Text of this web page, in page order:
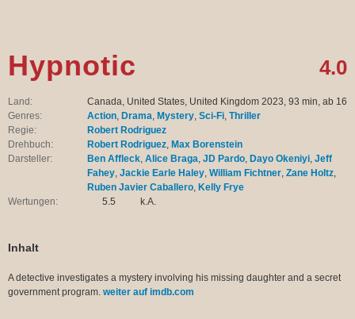
4.0
Hypnotic
Land:
Canada, United States, United Kingdom 2023, 93 min, ab 16
Genres:
Action, Drama, Mystery, Sci-Fi, Thriller
Regie:
Robert Rodriguez
Drehbuch:
Robert Rodriguez, Max Borenstein
Darsteller:
Ben Affleck, Alice Braga, JD Pardo, Dayo Okeniyi, Jeff
Fahey, Jackie Earle Haley, William Fichtner, Zane Holtz,
Ruben Javier Caballero, Kelly Frye
Wertungen:
5.5 k.A.
Inhalt
A detective investigates a mystery involving his missing daughter and a secret
government program. weiter auf imdb.com